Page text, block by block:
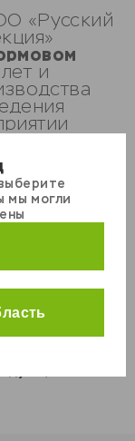
КРС
МРС
мы могли
«Русский
и
и
и в
систему